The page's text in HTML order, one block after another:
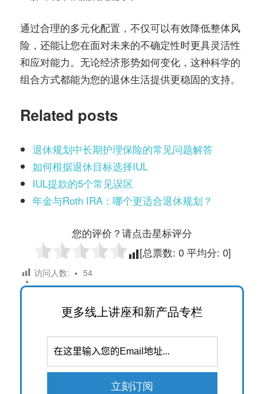
通过合理的多元化配置，不仅可以有效降低整体风
险，还能让您在面对未来的不确定性时更具灵活性
和应对能力。无论经济形势如何变化，这种科学的
组合方式都能为您的退休生活提供更稳固的支持。
Related posts
退休规划中长期护理保险的常见问题解答
如何根据退休目标选择IUL
IUL提款的5个常见误区
年金与Roth IRA：哪个更适合退休规划？
您的评价？请点击星标评分
[总票数: 0平均分: 0]
访问人数: 54
更多线上讲座和新产品专栏